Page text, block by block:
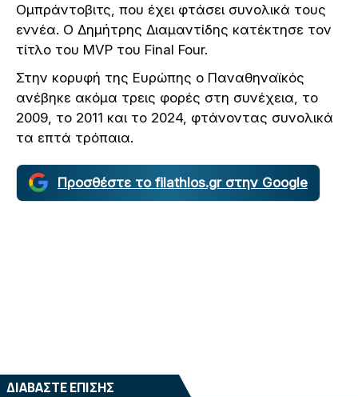
Ομπράντοβιτς, που έχει φτάσει συνολικά τους
εννέα. Ο Δημήτρης Διαμαντίδης κατέκτησε τον
τίτλο του MVP του Final Four.
Στην κορυφή της Ευρώπης ο Παναθηναϊκός
ανέβηκε ακόμα τρεις φορές στη συνέχεια, το
2009, το 2011 και το 2024, φτάνοντας συνολικά
τα επτά τρόπαια.
Προσθέστε το filathlos.gr στην Google
ΔΙΑΒΑΣΤΕ ΕΠΙΣΗΣ